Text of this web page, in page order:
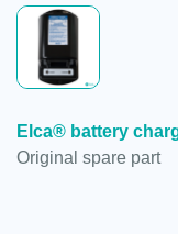
Elca® battery
Original spare part